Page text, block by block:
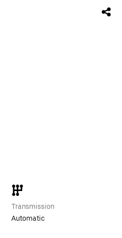
Transmission
Automatic